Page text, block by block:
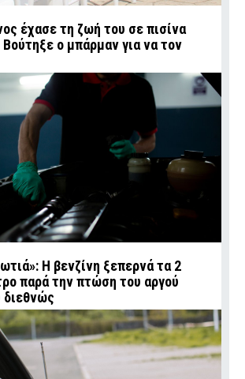
έχασε τη ζωή του σε πισίνα
ο μπάρμαν για να τον
Η βενζίνη ξεπερνά τα 2
παρά την πτώση του αργού
διεθνώς